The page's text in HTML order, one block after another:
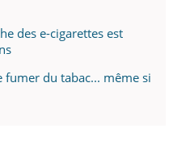
des e-cigarettes est
fumer du tabac... même si